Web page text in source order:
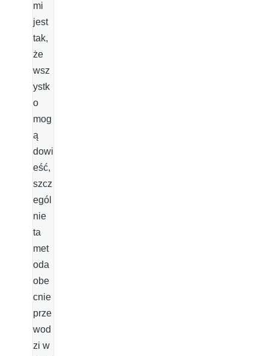
mi
jest
tak,
że
wsz
ystk
o
mog
ą
dowi
eść,
szcz
egól
nie
ta
met
oda
obe
cnie
prze
wod
zi w